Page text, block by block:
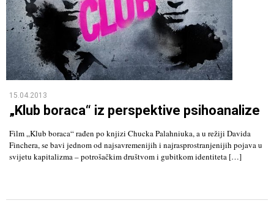
15.04.2013
„Klub boraca“ iz perspektive psihoanalize
Film „Klub boraca“ rađen po knjizi Chucka Palahniuka, a u režiji Davida
Finchera, se bavi jednom od najsavremenijih i najrasprostranjenijih pojava u
svijetu kapitalizma – potrošačkim društvom i gubitkom identiteta […]